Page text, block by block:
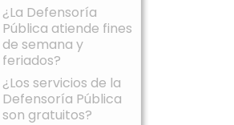
¿La Defensoría
Pública atiende fines
de semana y
feriados?
¿Los servicios de la
Defensoría Pública
son gratuitos?